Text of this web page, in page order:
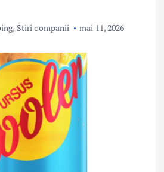
, Stiri companii mai 11, 2026